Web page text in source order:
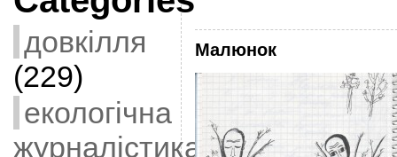
довкілля
(229)
екологічна
журналістика
Малюнок